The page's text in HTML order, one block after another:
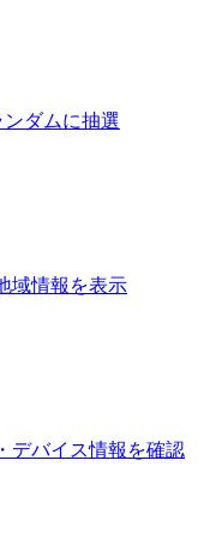
ダムに抽選
域情報を表示
デバイス情報を確認